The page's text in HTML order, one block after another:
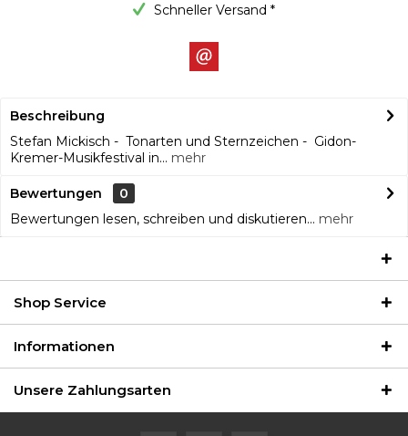
Schneller Versand *
Beschreibung
Stefan Mickisch - Tonarten und Sternzeichen - Gidon-
Kremer-Musikfestival in... mehr
Bewertungen
0
Bewertungen lesen, schreiben und diskutieren... mehr
Shop Service
Informationen
Unsere Zahlungsarten